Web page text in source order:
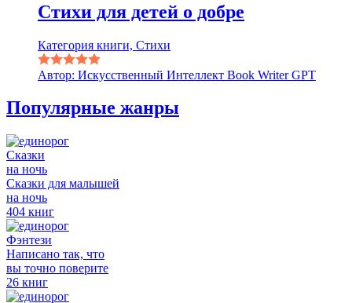
Стихи для детей о добре
Категория книги, Стихи
Автор: Искусственный Интеллект Book Writer GPT
Популярные жанры
Сказки
на ночь
Сказки для малышей
на ночь
404 книг
Фэнтези
Написано так, что
вы точно поверите
26 книг